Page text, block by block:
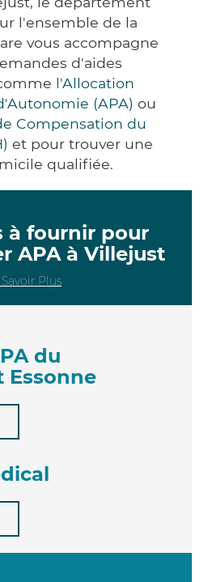
l'ensemble de la
vous accompagne
d'aides
l'Allocation
(APA) ou
Compensation du
et pour trouver une
qualifiée.
à fournir pour
APA à Villejust
Plus
du
Essonne